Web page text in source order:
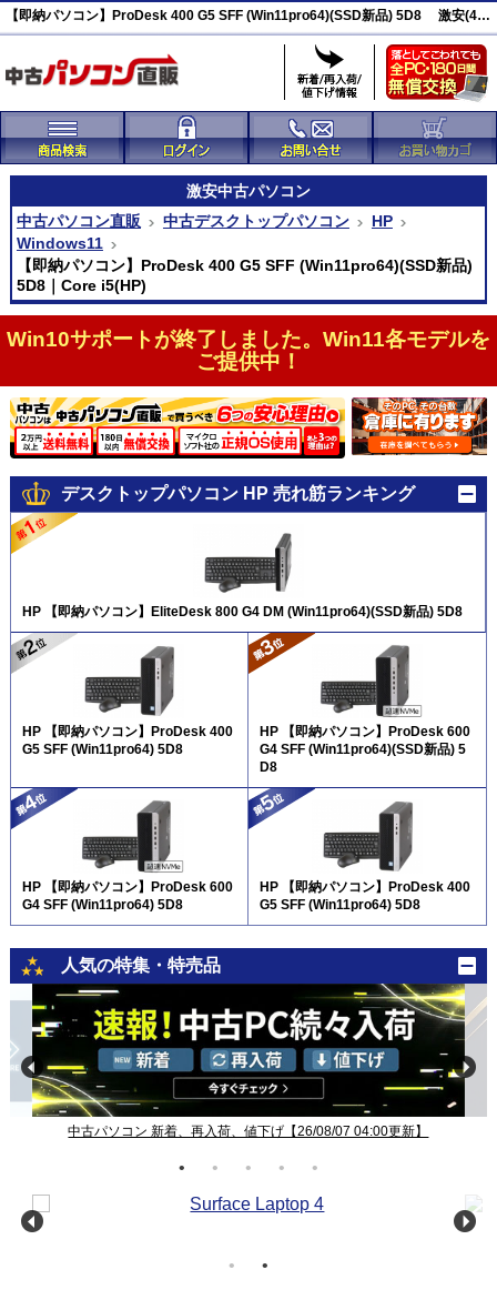
【即納パソコン】ProDesk 400 G5 SFF (Win11pro64)(SSD新品) 5D8 激安(45670)
激安中古パソコン
中古パソコン直販
中古デスクトップパソコン
HP
Windows11
【即納パソコン】ProDesk 400 G5 SFF (Win11pro64)(SSD新品)
5D8｜Core i5(HP)
Win10サポートが終了しました。Win11各モデルを
ご提供中！
デスクトップパソコン HP 売れ筋ランキング
HP 【即納パソコン】EliteDesk 800 G4 DM (Win11pro64)(SSD新品) 5D8
HP 【即納パソコン】ProDesk 400
G5 SFF (Win11pro64) 5D8
HP 【即納パソコン】ProDesk 600
G4 SFF (Win11pro64)(SSD新品) 5
D8
HP 【即納パソコン】ProDesk 600
G4 SFF (Win11pro64) 5D8
HP 【即納パソコン】ProDesk 400
G5 SFF (Win11pro64) 5D8
人気の特集・特売品
中古パソコン 新着、再入荷、値下げ【26/08/07 04:00更新】